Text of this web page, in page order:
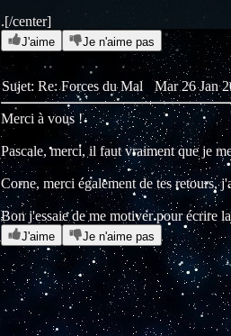
.[/center]
J'aime Je n'aime pas
Sujet: Re: Forces du Mal Mar 26 Jan
Merci à vous !
Pascale, merci, il faut vraiment que je
Corne, merci également de tes retours,
Bon j'essaie de me motiver pour écrire
J'aime Je n'aime pas